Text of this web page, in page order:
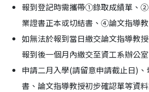
報到登記時需攜帶①錄取成績單、
業證書正本或切結書、④論文指導
如無法於報到當日繳交論文指導教
報到後一個月內繳交至資工系辦公室
申請二月入學(請留意申請截止日)
書、論文指導教授初步確認單等資